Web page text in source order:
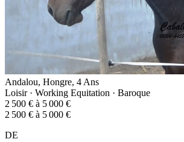
Andalou, Hongre, 4 Ans
Loisir · Working Equitation · Baroque
2 500 € à 5 000 €
2 500 € à 5 000 €
DE